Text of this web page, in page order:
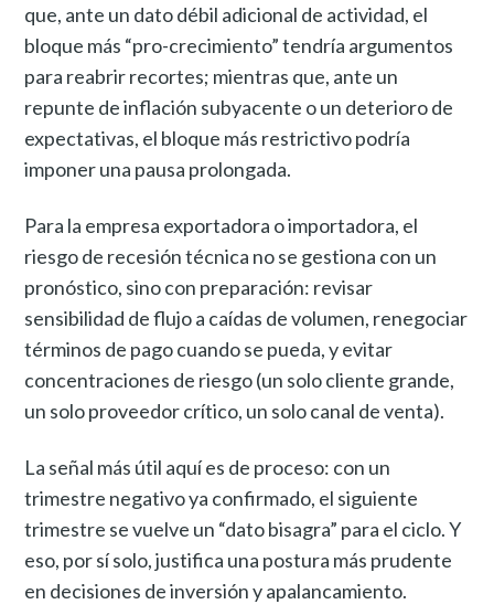
que, ante un dato débil adicional de actividad, el
bloque más “pro-crecimiento” tendría argumentos
para reabrir recortes; mientras que, ante un
repunte de inflación subyacente o un deterioro de
expectativas, el bloque más restrictivo podría
imponer una pausa prolongada.
Para la empresa exportadora o importadora, el
riesgo de recesión técnica no se gestiona con un
pronóstico, sino con preparación: revisar
sensibilidad de flujo a caídas de volumen, renegociar
términos de pago cuando se pueda, y evitar
concentraciones de riesgo (un solo cliente grande,
un solo proveedor crítico, un solo canal de venta).
La señal más útil aquí es de proceso: con un
trimestre negativo ya confirmado, el siguiente
trimestre se vuelve un “dato bisagra” para el ciclo. Y
eso, por sí solo, justifica una postura más prudente
en decisiones de inversión y apalancamiento.